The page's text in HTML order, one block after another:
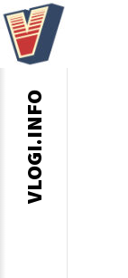
VLOGI.INFO